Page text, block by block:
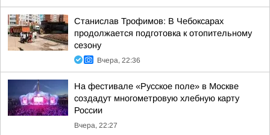
Станислав Трофимов: В Чебоксарах
продолжается подготовка к отопительному
сезону
Вчера, 22:36
На фестивале «Русское поле» в Москве
создадут многометровую хлебную карту
России
Вчера, 22:27